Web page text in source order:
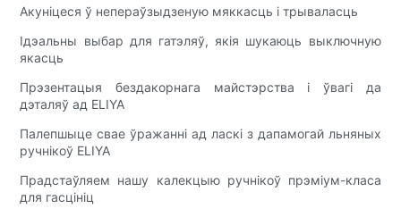
Акуніцеся ў непераўзыдзеную мяккасць і трываласць
Ідэальны выбар для гатэляў, якія шукаюць выключную
якасць
Прэзентацыя бездакорнага майстэрства і ўвагі да
дэталяў ад ELIYA
Палепшыце свае ўражанні ад ласкі з дапамогай льняных
ручнікоў ELIYA
Прадстаўляем нашу калекцыю ручнікоў прэміум-класа
для гасцініц